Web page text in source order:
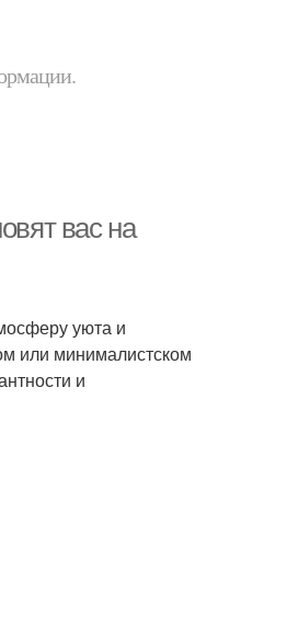
вас на
уюта и
или минималистском
и